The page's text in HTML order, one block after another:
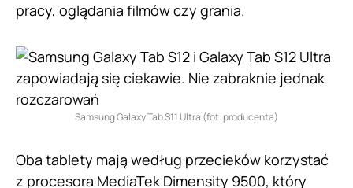
pracy, oglądania filmów czy grania.
Samsung Galaxy Tab S11 Ultra (fot. producenta)
Oba tablety mają według przecieków korzystać
z procesora MediaTek Dimensity 9500, który